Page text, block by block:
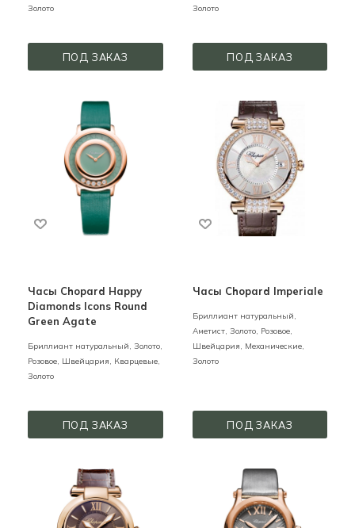
Золото
ПОД ЗАКАЗ
Золото
ПОД ЗАКАЗ
Часы Chopard Happy
Diamonds Icons Round
Green Agate
Бриллиант натуральный, Золото,
Розовое, Швейцария, Кварцевые,
Золото
ПОД ЗАКАЗ
Часы Chopard Imperiale
Бриллиант натуральный,
Аметист, Золото, Розовое,
Швейцария,
Механические,
Золото
ПОД ЗАКАЗ